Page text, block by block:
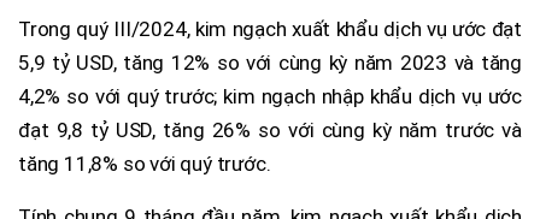
Trong quý III/2024, kim ngạch xuất khẩu dịch vụ ước đạt
5,9 tỷ USD, tăng 12% so với cùng kỳ năm 2023 và tăng
4,2% so với quý trước; kim ngạch nhập khẩu dịch vụ ước
đạt 9,8 tỷ USD, tăng 26% so với cùng kỳ năm trước và
tăng 11,8% so với quý trước.